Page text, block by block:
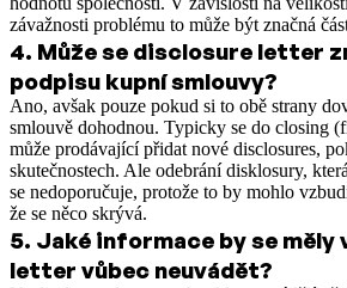
závažnosti problému to může být značná
4. Může se disclosure letter
podpisu kupní smlouvy?
Ano, avšak pouze pokud si to obě strany
smlouvě dohodnou. Typicky se do closing
může prodávající přidat nové disclosures,
skutečnostech. Ale odebrání disklosury,
se nedoporučuje, protože to by mohlo
že se něco skrývá.
5. Jaké informace by se měly
letter vůbec neuvádět?